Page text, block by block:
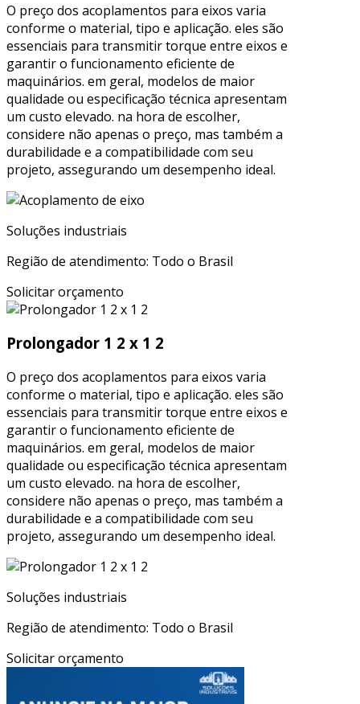
O preço dos acoplamentos para eixos varia
conforme o material, tipo e aplicação. eles são
essenciais para transmitir torque entre eixos e
garantir o funcionamento eficiente de
maquinários. em geral, modelos de maior
qualidade ou especificação técnica apresentam
um custo elevado. na hora de escolher,
considere não apenas o preço, mas também a
durabilidade e a compatibilidade com seu
projeto, assegurando um desempenho ideal.
Soluções industriais
Região de atendimento: Todo o Brasil
Solicitar orçamento
Prolongador 1 2 x 1 2
O preço dos acoplamentos para eixos varia
conforme o material, tipo e aplicação. eles são
essenciais para transmitir torque entre eixos e
garantir o funcionamento eficiente de
maquinários. em geral, modelos de maior
qualidade ou especificação técnica apresentam
um custo elevado. na hora de escolher,
considere não apenas o preço, mas também a
durabilidade e a compatibilidade com seu
projeto, assegurando um desempenho ideal.
Soluções industriais
Região de atendimento: Todo o Brasil
Solicitar orçamento